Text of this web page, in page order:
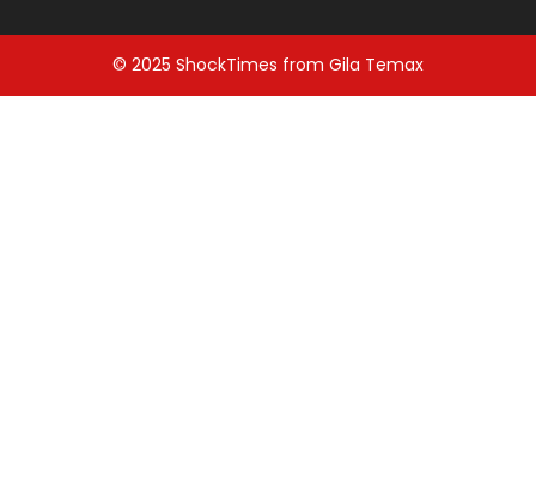
© 2025 ShockTimes from Gila Temax